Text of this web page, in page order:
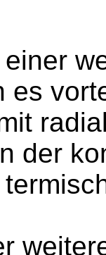
es
der